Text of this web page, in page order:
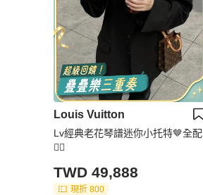
Louis Vuitton
Lv經典老花琴譜迷你小托特🤎全配
❤️‍🔥
TWD 49,888
現折 800